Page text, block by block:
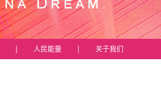
| 人民能量 | 关于我们